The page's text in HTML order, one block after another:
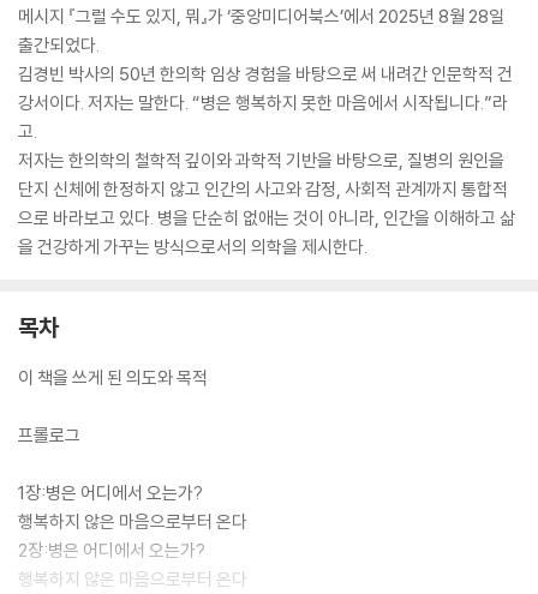
메시지 『그럴 수도 있지, 뭐』가 ‘중앙미디어북스’에서 2025년 8월 28일
출간되었다.
김경빈 박사의 50년 한의학 임상 경험을 바탕으로 써 내려간 인문학적 건
강서이다. 저자는 말한다. “병은 행복하지 못한 마음에서 시작됩니다.”라
고.
저자는 한의학의 철학적 깊이와 과학적 기반을 바탕으로, 질병의 원인을
단지 신체에 한정하지 않고 인간의 사고와 감정, 사회적 관계까지 통합적
으로 바라보고 있다. 병을 단순히 없애는 것이 아니라, 인간을 이해하고 삶
을 건강하게 가꾸는 방식으로서의 의학을 제시한다.
목차
이 책을 쓰게 된 의도와 목적
프롤로그
1장:병은 어디에서 오는가?
행복하지 않은 마음으로부터 온다
2장:병은 어디에서 오는가?
행복하지 않은 마음으로부터 온다